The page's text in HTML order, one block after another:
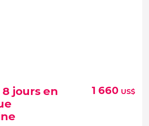
privée à Samaná et Los
jours en
1 660 US$